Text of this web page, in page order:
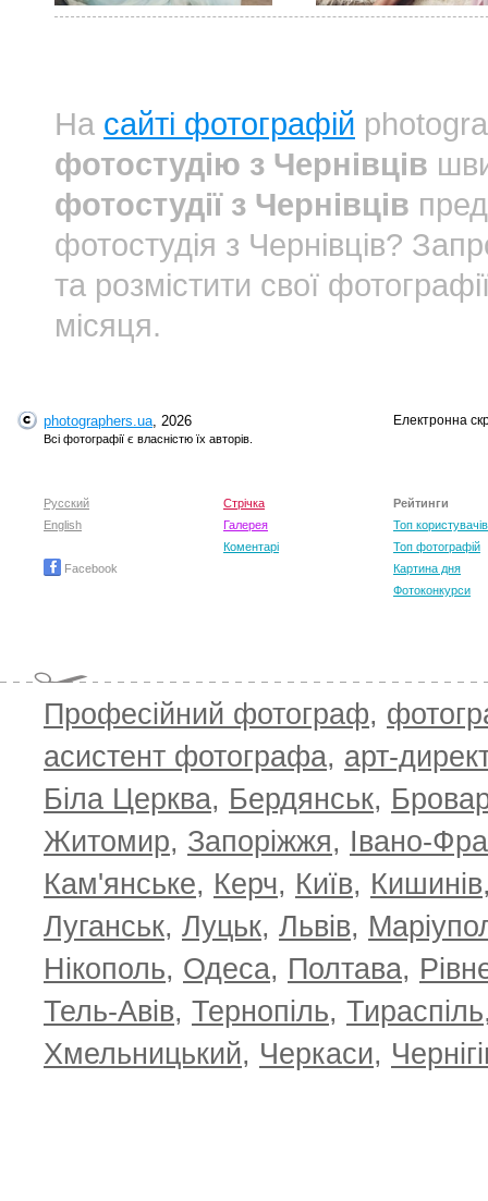
На сайті фотографій
фотостудію з Чернівців
фотостудії з Чернівців
фотостудія з Чернівців?
та розмістити свої
місяця.
photographers.ua, 2026
Всі фотографії є власністю їх авторів.
Електронна
Русский
English
Facebook
Стрічка
Галерея
Коментарі
Рейтинги
Топ користувачів
Топ фотографій
Картина дня
Фотоконкурси
Професійний фотограф,
асистент фотографа, арт-
Біла Церква, Бердянськ,
Житомир, Запоріжжя, Івано-
Кам'янське, Керч, Київ, Кишинів
Луганськ, Луцьк, Львів,
Нікополь, Одеса, Полтава,
Тель-Авів, Тернопіль, Тираспіль
Хмельницький, Черкаси,